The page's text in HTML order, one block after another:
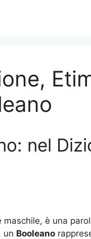
nel
è una
un Booleano